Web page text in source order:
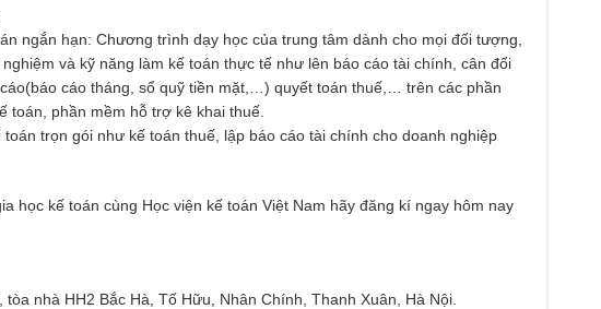
ngắn hạn: Chương trình dạy học của trung tâm dành cho mọi đối tượng,
và kỹ năng làm kế toán thực tế như lên báo cáo tài chính, cân đối
cáo tháng, sổ quỹ tiền mặt,…) quyết toán thuế,… trên các phần
toán, phần mềm hỗ trợ kê khai thuế.
toán trọn gói như kế toán thuế, lập báo cáo tài chính cho doanh nghiệp
học kế toán cùng Học viện kế toán Việt Nam hãy đăng kí ngay hôm nay
tòa nhà HH2 Bắc Hà, Tố Hữu, Nhân Chính, Thanh Xuân, Hà Nội.